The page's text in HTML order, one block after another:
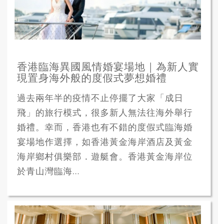
香港臨海異國風情婚宴場地｜為新人實
現置身海外般的度假式夢想婚禮
過去兩年半的疫情不止停擺了大家「成日
飛」的旅行模式，很多新人無法往海外舉行
婚禮。幸而，香港也有不錯的度假式臨海婚
宴場地作選擇，如香港黃金海岸酒店及黃金
海岸鄉村俱樂部．遊艇會。香港黃金海岸位
於青山灣臨海...